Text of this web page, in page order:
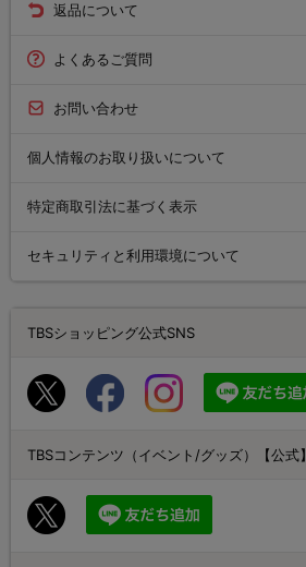
返品について
よくあるご質問
お問い合わせ
個人情報のお取り扱いについて
特定商取引法に基づく表示
セキュリティと利用環境について
TBSショッピング公式SNS
TBSコンテンツ（イベント/グッズ）【公式】